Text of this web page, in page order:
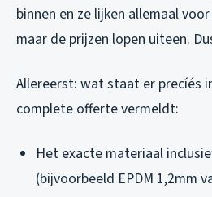
binnen en ze lijken allemaal
maar de prijzen lopen uiteen.
Allereerst: wat staat er precíés
complete offerte vermeldt:
Het exacte materiaal
(bijvoorbeeld EPDM 1,2mm